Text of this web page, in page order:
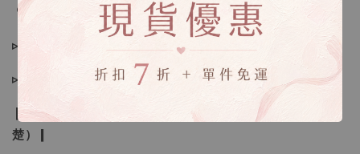
🔍IG搜尋：Sevenjewelry.co
▹現貨商品１～３日內寄出
▹預購商品７～２１日（不含假日）寄出，如遇缺貨請見諒！
❙ 本賣場不接受下標後要求取消訂單（下標前請三思與看清
楚）❙